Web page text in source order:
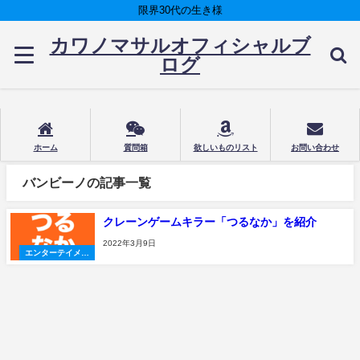
限界30代の生き様
カワノマサルオフィシャルブ
ログ
ホーム 質問箱 欲しいものリスト お問い合わせ
バンビーノの記事一覧
エンターテイメン
クレーンゲームキラー「つるなか」を紹介
2022年3月9日